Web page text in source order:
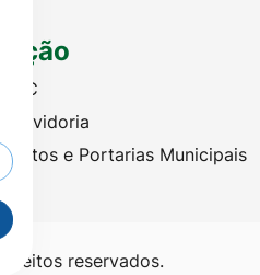
SIC
Ouvidoria
e Portarias Municipais
reservados.